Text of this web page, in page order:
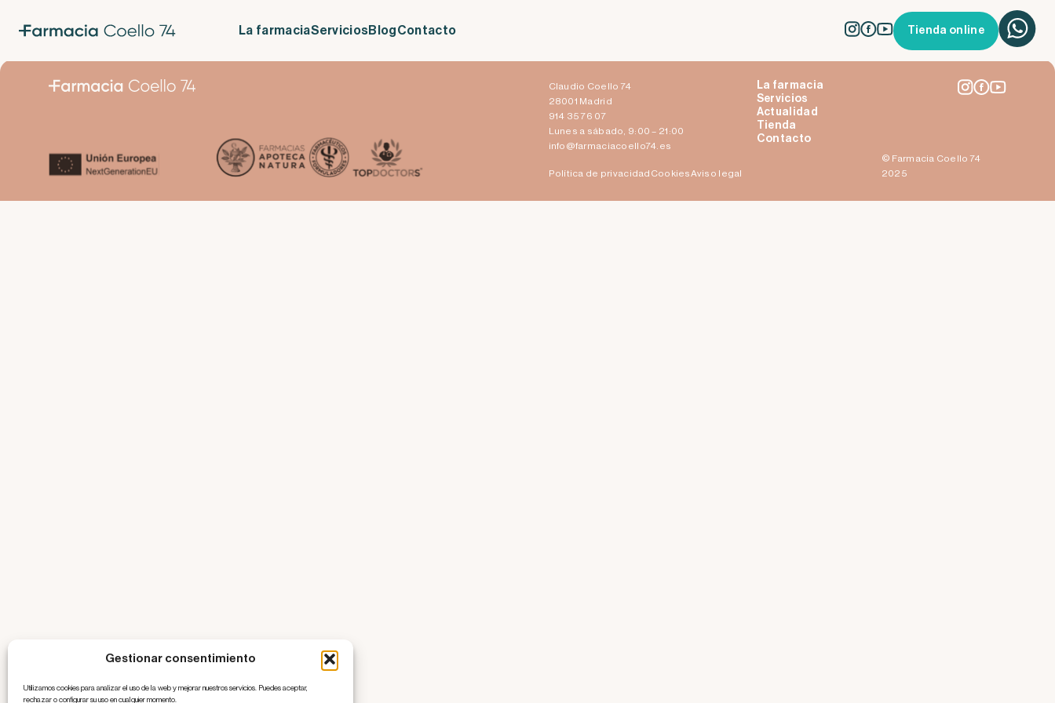
Gestionar consentimiento
Utilizamos cookies para analizar el uso de la web y mejorar nuestros servicios. Puedes aceptar,
rechazar o configurar su uso en cualquier momento.
La farmaciaServiciosBlogContacto Tienda online
Deslumbra con un guiño
¿Por qué se nos cae el pelo?
Claudio Coello 74
28001 Madrid
914 35 76 07
Lunes a sábado, 9:00 – 21:00
info@farmaciacoello74.es
Política de privacidad CookiesAviso legal
La farmacia
Servicios
Actualidad
Tienda
Contacto
© Farmacia Coello 74
2025